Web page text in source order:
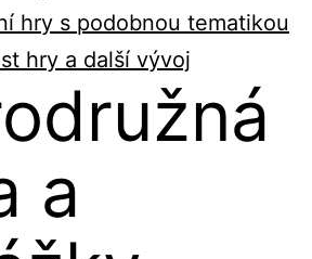
hry s podobnou tematikou
hry a další vývoj
a